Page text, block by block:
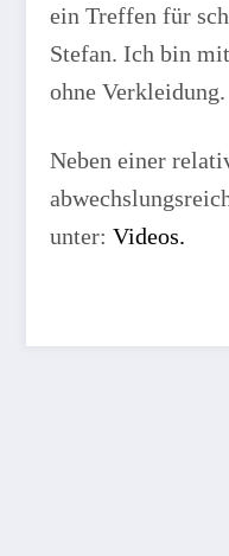
ein Treffen für
Stefan. Ich bin
ohne Verkleidung.
Neben einer
unter: Videos.